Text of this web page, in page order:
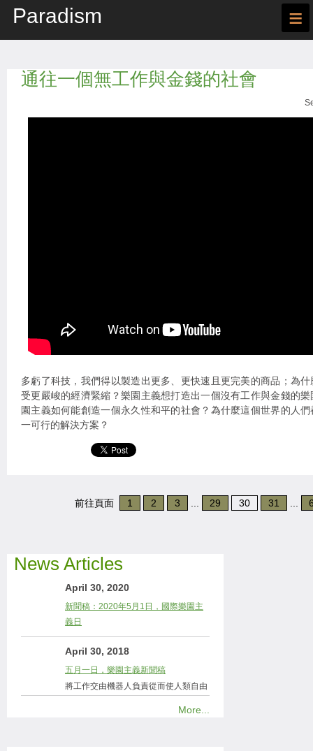
Paradism ≡
通往一個無工作與金錢的社會
多虧了科技，我們得以製造出更多、更快速且更完美的商品；為
受更嚴峻的經濟緊縮？樂園主義想打造出一個沒有工作與金錢的
園主義如何能創造一個永久性和平的社會？為什麼這個世界的人
一可行的解決方案？
前往頁面 1 2 3 29 30 31
News Articles
April 30, 2020
新聞稿：2020年5月1日，國際樂園主
義日
April 30, 2018
五月一日，樂園主義新聞稿
將工作交由機器人負責從而使人類自由
More...